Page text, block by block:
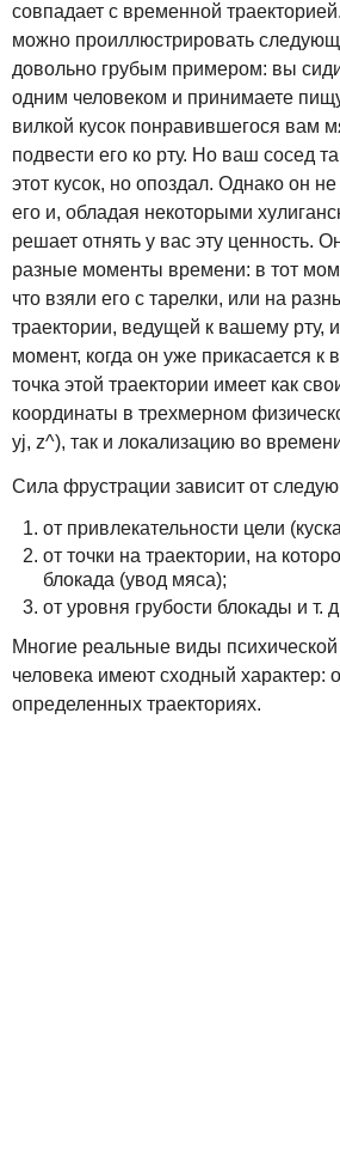
совпадает с временной
можно проиллюстрировать
довольно грубым примером: вы
одним человеком и принимаете
вилкой кусок понравившегося вам
подвести его ко рту. Но ваш сосед
этот кусок, но опоздал. Однако он
его и, обладая некоторыми
решает отнять у вас эту ценность.
разные моменты времени: в тот
что взяли его с тарелки, или на
траектории, ведущей к вашему рту,
момент, когда он уже прикасается
точка этой траектории имеет как
координаты в трехмерном
yj, z^), так и локализацию во
Сила фрустрации зависит от
от привлекательности цели
от точки на траектории, на
блокада (увод мяса);
от уровня грубости блокады и т.
Многие реальные виды психической
человека имеют сходный характер:
определенных траекториях.